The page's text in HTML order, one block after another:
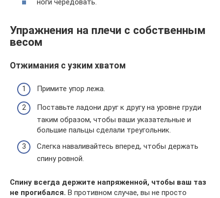
ноги чередовать.
Упражнения на плечи с собственным
весом
Отжимания с узким хватом
Примите упор лежа.
Поставьте ладони друг к другу на уровне груди
таким образом, чтобы ваши указательные и
большие пальцы сделали треугольник.
Слегка наваливайтесь вперед, чтобы держать
спину ровной.
Спину всегда держите напряженной, чтобы ваш таз
не прогибался. В противном случае, вы не просто